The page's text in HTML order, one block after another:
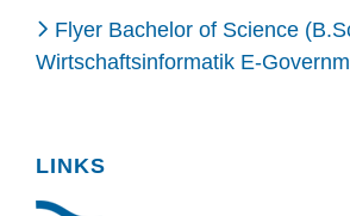
Flyer Bachelor of Science
Wirtschaftsinformatik E-
LINKS